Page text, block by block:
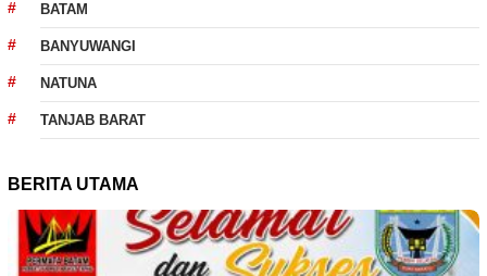
BATAM
BANYUWANGI
NATUNA
TANJAB BARAT
BERITA UTAMA